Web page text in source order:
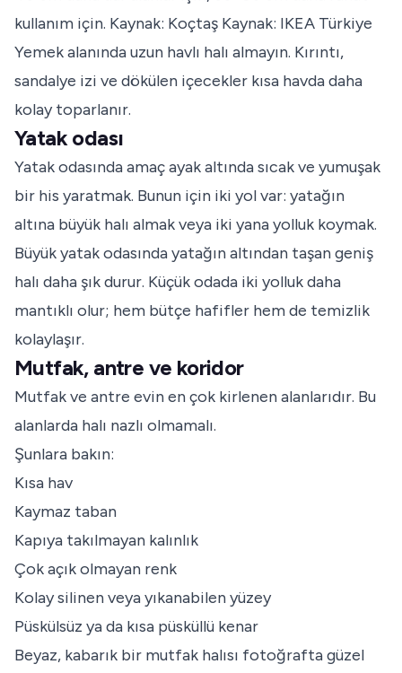
kullanım için. Kaynak: Koçtaş Kaynak: IKEA Türkiye
Yemek alanında uzun havlı halı almayın. Kırıntı,
sandalye izi ve dökülen içecekler kısa havda daha
kolay toparlanır.
Yatak odası
Yatak odasında amaç ayak altında sıcak ve yumuşak
bir his yaratmak. Bunun için iki yol var: yatağın
altına büyük halı almak veya iki yana yolluk koymak.
Büyük yatak odasında yatağın altından taşan geniş
halı daha şık durur. Küçük odada iki yolluk daha
mantıklı olur; hem bütçe hafifler hem de temizlik
kolaylaşır.
Mutfak, antre ve koridor
Mutfak ve antre evin en çok kirlenen alanlarıdır. Bu
alanlarda halı nazlı olmamalı.
Şunlara bakın:
Kısa hav
Kaymaz taban
Kapıya takılmayan kalınlık
Çok açık olmayan renk
Kolay silinen veya yıkanabilen yüzey
Püskülsüz ya da kısa püsküllü kenar
Beyaz, kabarık bir mutfak halısı fotoğrafta güzel